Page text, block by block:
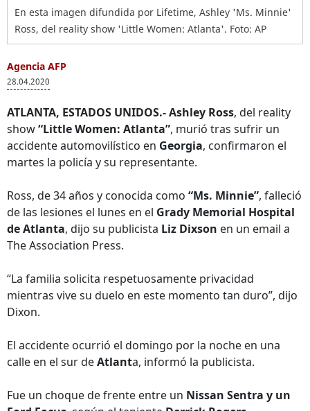
En esta imagen difundida por Lifetime, Ashley 'Ms. Minnie'
Ross, del reality show 'Little Women: Atlanta'. Foto: AP
Agencia AFP
28.04.2020
ATLANTA, ESTADOS UNIDOS.-Ashley Ross, del reality
show“Little Women: Atlanta”, murió tras sufrir un
accidente automovilístico en Georgia, confirmaron el
martes la policía y su representante.
Ross, de 34 años y conocida como “Ms. Minnie”, falleció
de las lesiones el lunes en el Grady Memorial Hospital
de Atlanta, dijo su publicista Liz Dixson en un email a
The Association Press.
“La familia solicita respetuosamente privacidad
mientras vive su duelo en este momento tan duro”, dijo
Dixon.
El accidente ocurrió el domingo por la noche en una
calle en el sur deAtlanta, informó la publicista.
Fue un choque de frente entre un Nissan Sentra y un